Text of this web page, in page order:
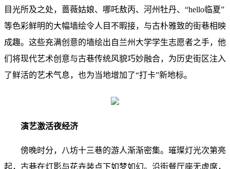
目光所及之处，蔷薇姑娘、哪吒敖丙、河州牡丹、“hello临夏”
等色彩鲜明的大幅墙绘令人目不暇接，与古朴雅致的街巷相映
成趣。这些充满创意的墙绘出自兰州大学学生志愿者之手，他
们将现代艺术创意与古巷传统风貌巧妙融合，为历史街区注入
了鲜活的艺术气息，也为当地增加了“打卡”新地标。
演艺激活夜经济
傍晚时分，八坊十三巷的游人渐渐密集。璀璨灯光次第亮
起，古巷在灯影与花卉装点下如梦如幻。沿街餐厅座无虚席，